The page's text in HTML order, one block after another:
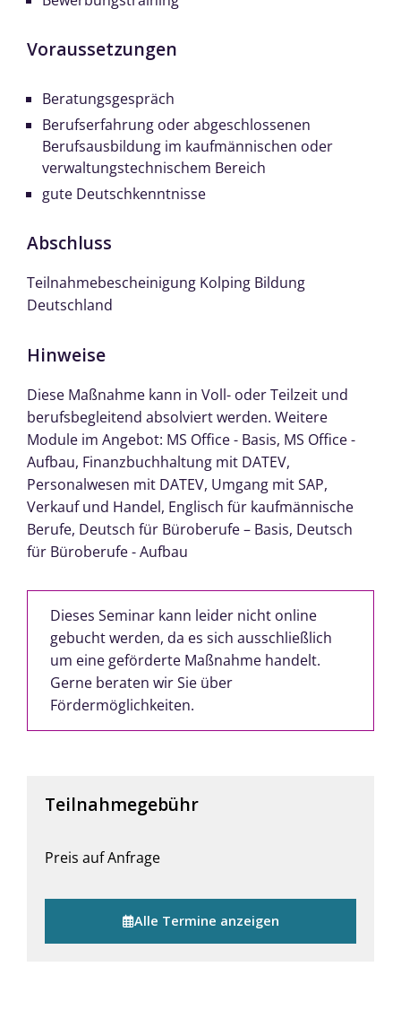
Voraussetzungen
Beratungsgespräch
Berufserfahrung oder abgeschlossenen
Berufsausbildung im kaufmännischen oder
verwaltungstechnischem Bereich
gute Deutschkenntnisse
Abschluss
Teilnahmebescheinigung Kolping Bildung
Deutschland
Hinweise
Diese Maßnahme kann in Voll- oder Teilzeit und
berufsbegleitend absolviert werden. Weitere
Module im Angebot: MS Office - Basis, MS Office -
Aufbau, Finanzbuchhaltung mit DATEV,
Personalwesen mit DATEV, Umgang mit SAP,
Verkauf und Handel, Englisch für kaufmännische
Berufe, Deutsch für Büroberufe – Basis, Deutsch
für Büroberufe - Aufbau
Dieses Seminar kann leider nicht online
gebucht werden, da es sich ausschließlich
um eine geförderte Maßnahme handelt.
Gerne beraten wir Sie über
Fördermöglichkeiten.
Teilnahmegebühr
Preis auf Anfrage
Alle Termine anzeigen